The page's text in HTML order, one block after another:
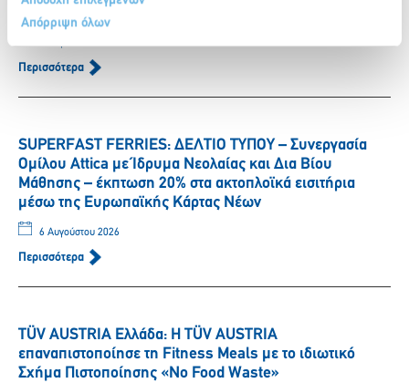
Απόρριψη όλων
ΒΙΚΟΣ.
Περισσότερα
SUPERFAST FERRIES: ΔΕΛΤΙΟ ΤΥΠΟΥ – Συνεργασία
Ομίλου Attica με Ίδρυμα Νεολαίας και Δια Βίου
Μάθησης – έκπτωση 20% στα ακτοπλοϊκά εισιτήρια
μέσω της Ευρωπαϊκής Κάρτας Νέων
6 Αυγούστου 2026
Περισσότερα
TÜV AUSTRIA Ελλάδα: Η TÜV AUSTRIA
επαναπιστοποίησε τη Fitness Meals με το ιδιωτικό
Σχήμα Πιστοποίησης «No Food Waste»